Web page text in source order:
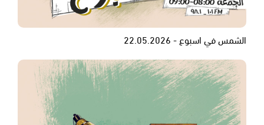
الشمس في اسبوع - 22.05.2026